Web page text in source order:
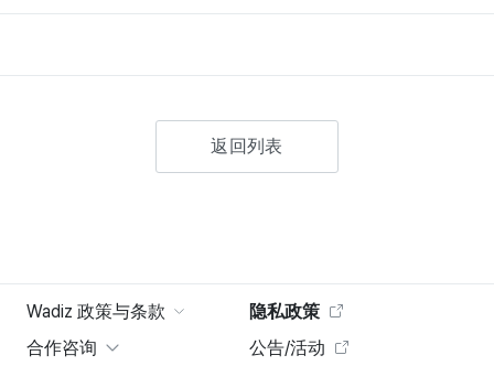
返回列表
Wadiz 政策与条款
隐私政策
合作咨询
公告/活动